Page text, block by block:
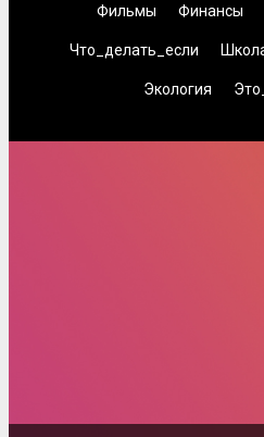
Фильмы Финансы
Что_делать_если
Экология